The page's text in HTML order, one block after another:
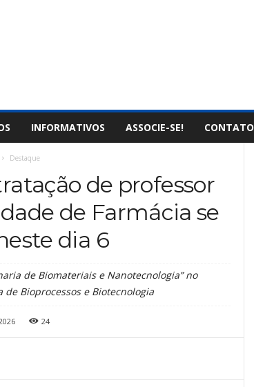
INFORMATIVOS ASSOCIE-SE! CONTATO
Destaque
de professor
de Farmácia se
dia 6
de Biomateriais e Nanotecnologia” no
Bioprocessos e Biotecnologia
24